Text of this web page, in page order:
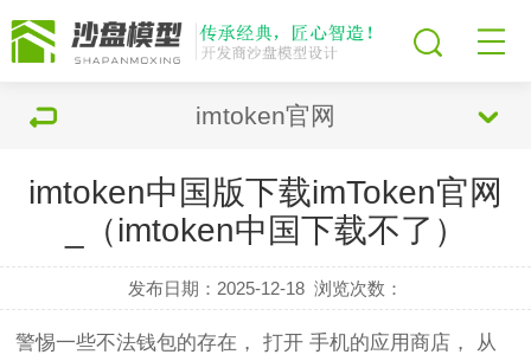
imtoken官网
imtoken中国版下载imToken官网
_（imtoken中国下载不了）
发布日期：2025-12-18 浏览次数：
警惕一些不法钱包的存在， 打开 手机的应用商店， 从